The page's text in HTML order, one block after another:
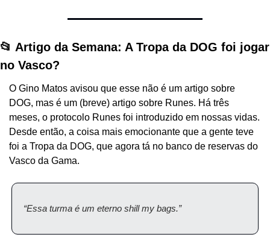
📂 Artigo da Semana: A Tropa da DOG foi jogar
no Vasco?
O Gino Matos avisou que esse não é um artigo sobre
DOG, mas é um (breve) artigo sobre Runes. Há três
meses, o protocolo Runes foi introduzido em nossas vidas.
Desde então, a coisa mais emocionante que a gente teve
foi a Tropa da DOG, que agora tá no banco de reservas do
Vasco da Gama.
“Essa turma é um eterno shill my bags.”